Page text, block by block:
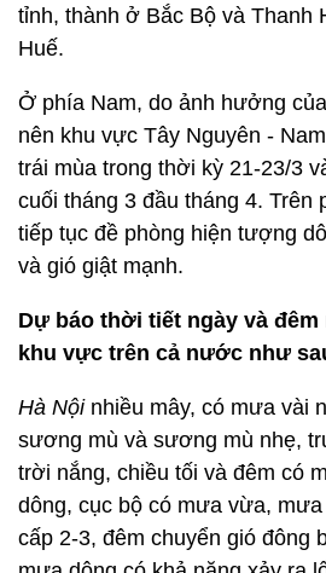
tỉnh, thành ở Bắc Bộ và Thanh
Huế.
Ở phía Nam, do ảnh hưởng
nên khu vực Tây Nguyên -
trái mùa trong thời kỳ 21-23/3
cuối tháng 3 đầu tháng 4. Trên
tiếp tục đề phòng hiện tượng
và gió giật mạnh.
Dự báo thời tiết ngày và đêm
khu vực trên cả nước như
Hà Nộinhiều mây, có mưa vài
sương mù và sương mù nhẹ,
trời nắng, chiều tối và đêm có
dông, cục bộ có mưa vừa,
cấp 2-3, đêm chuyển gió đông